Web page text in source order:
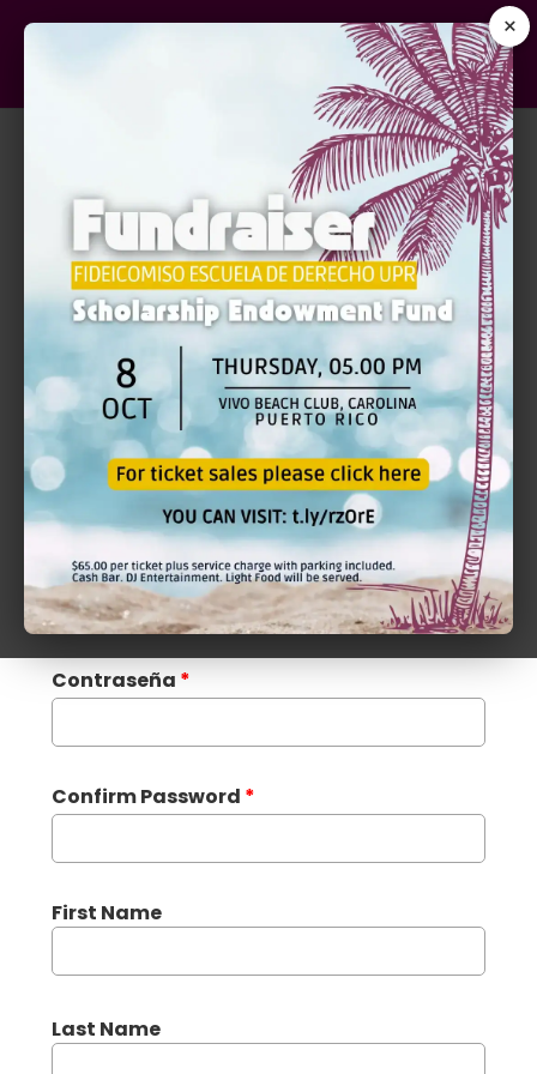
×
Usuario*
Correo Electrónico*
Nombre*
Apellido*
Contraseña *
Confirm Password *
First Name
Last Name